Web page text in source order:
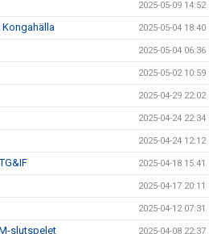
2025-05-09 14:52
Kongahälla 2025-05-04 18:40
2025-05-04 06:36
2025-05-02 10:59
2025-04-29 22:02
2025-04-24 22:34
2025-04-24 12:12
2025-04-18 15:41
2025-04-17 20:11
2025-04-12 07:31
slutspelet 2025-04-08 22:37